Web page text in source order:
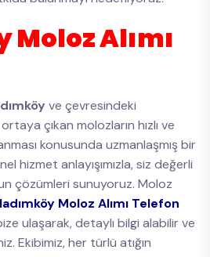
Moloz Alımı
ve çevresindeki
çıkan molozların hızlı ve
konusunda uzmanlaşmış bir
hizmet anlayışımızla, siz değerli
çözümleri sunuyoruz. Moloz
Moloz Alımı Telefon
ulaşarak, detaylı bilgi alabilir ve
Ekibimiz, her türlü atığın